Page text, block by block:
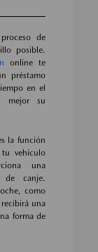
de
posible.
online te
préstamo
en el
mejor su
la función
vehículo
una
de canje.
como
una
forma de